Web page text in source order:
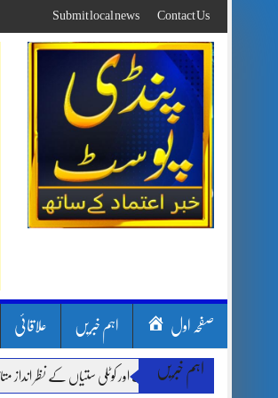
to
content
Contact Us
Submit local news
صفحہ اول اہم خبریں علاقائی
اہم خبریں
بارشیں، لینڈ سلائیڈنگ اور کوٹلی ستیاں کے نظر انداز متاثرین